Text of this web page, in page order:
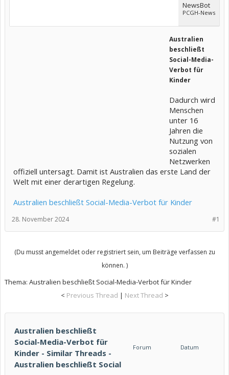
NewsBot
PCGH-News
Australien
beschließt
Social-Media-
Verbot für
Kinder
Dadurch wird
Menschen
unter 16
Jahren die
Nutzung von
sozialen
Netzwerken
offiziell untersagt. Damit ist Australien das erste Land der
Welt mit einer derartigen Regelung.
Australien beschließt Social-Media-Verbot für Kinder
#1
28. November 2024
(Du musst angemeldet oder registriert sein, um Beiträge verfassen zu
können. )
Thema: Australien beschließt Social-Media-Verbot für Kinder
< Previous Thread | Next Thread >
Australien beschließt
Social-Media-Verbot für
Kinder - Similar Threads -
Australien beschließt Social
Forum Datum